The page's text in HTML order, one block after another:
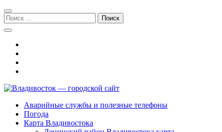
Перейти
к
навигации
Перейти
к
содержимому
Поиск:
Владивосток — городской сайт
Аварийные службы и полезные телефоны
Погода
Карта Владивостока